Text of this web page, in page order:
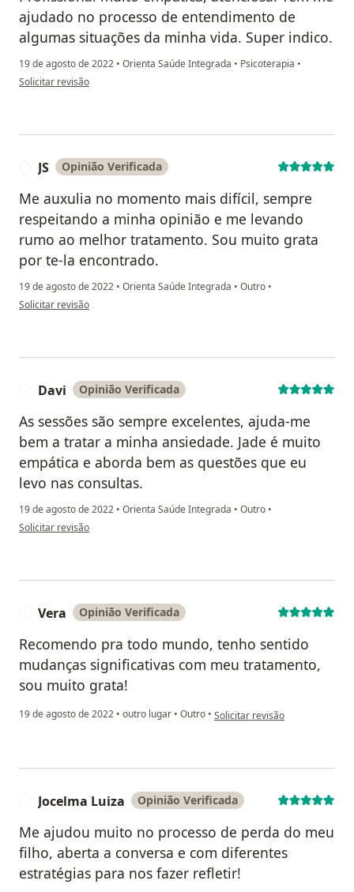
ajudado no processo de entendimento de
algumas situações da minha vida. Super indico.
19 de agosto de 2022 • Orienta Saúde Integrada • Psicoterapia •
na opinião do utilizador Ledson
Solicitar revisão
JS Opinião Verificada
Me auxulia no momento mais difícil, sempre
respeitando a minha opinião e me levando
rumo ao melhor tratamento. Sou muito grata
por te-la encontrado.
19 de agosto de 2022 • Orienta Saúde Integrada • Outro •
na opinião do utilizador JS
Solicitar revisão
Davi Opinião Verificada
As sessões são sempre excelentes, ajuda-me
bem a tratar a minha ansiedade. Jade é muito
empática e aborda bem as questões que eu
levo nas consultas.
19 de agosto de 2022 • Orienta Saúde Integrada • Outro •
na opinião do utilizador Davi
Solicitar revisão
Vera Opinião Verificada
Recomendo pra todo mundo, tenho sentido
mudanças significativas com meu tratamento,
sou muito grata!
19 de agosto de 2022 • outro lugar • Outro • na opinião do utilizador Vera
Solicitar revisão
Jocelma Luiza Opinião Verificada
Me ajudou muito no processo de perda do meu
filho, aberta a conversa e com diferentes
estratégias para nos fazer refletir!